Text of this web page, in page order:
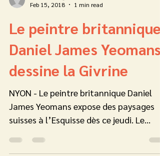
Nathalie Hug
Feb 15, 2018
1 min read
Le peintre britannique
Daniel James Yeomans
dessine la Givrine
James Yeomans expose des paysages